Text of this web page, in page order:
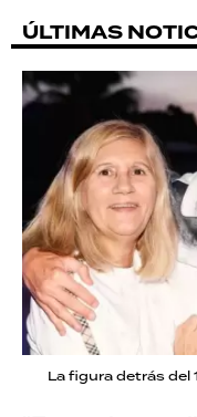
ÚLTIMAS
La figura detrás del